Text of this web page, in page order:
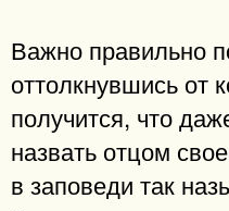
Важно правильно
оттолкнувшись от
получится, что
назвать отцом
в заповеди так